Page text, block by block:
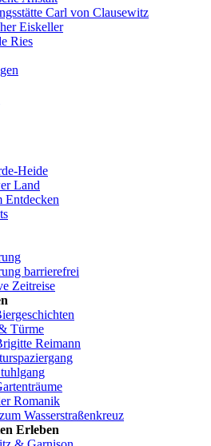
Carl von Clausewitz
Eiskeller
Ries
Heide
Land
Entdecken
barrierefrei
Zeitreise
Türme
Reimann
Romanik
Wasserstraßenkreuz
Erleben